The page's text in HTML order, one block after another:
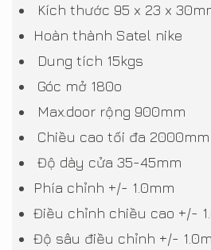
Kích thước 95 x 23 x
Hoàn thành Satel nike
Dung tích 15kgs
Góc mở 180o
Max.door rộng 900mm
Chiều cao tối đa 2000mm
Độ dày cửa 35-45mm
Phía chỉnh +/- 1.0mm
Điều chỉnh chiều cao +/-
Độ sâu điều chỉnh +/-